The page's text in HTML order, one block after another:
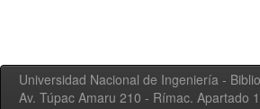
Universidad Nacional de Ingeniería -
Av. Túpac Amaru 210 - Rímac. Apartado